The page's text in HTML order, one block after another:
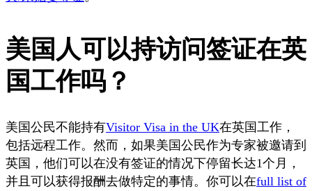
美国人可以持访问签证在英
国工作吗？
美国公民不能持有Visitor Visa in the UK在英国工作，
包括远程工作。然而，如果美国公民作为专家被邀请到
英国，他们可以在没有签证的情况下停留长达1个月，
并且可以获得报酬去做特定的事情。你可以在full list of